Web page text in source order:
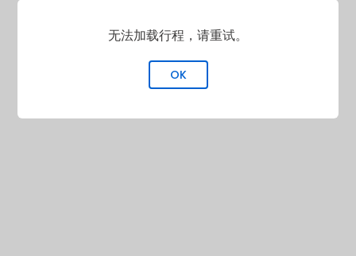
无法加载行程，请重试。
OK